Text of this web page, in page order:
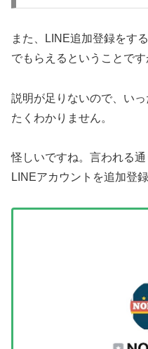
また、LINE追加登録をす
でもらえるということです
説明が足りないので、い
たくわかりません。
怪しいですね。言われる
LINEアカウントを追加登録